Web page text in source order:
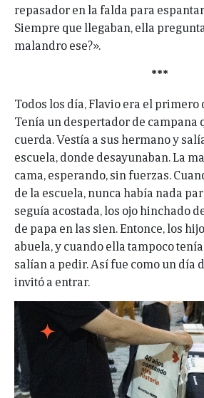
repasador en la falda para espantar
Siempre que llegaban, ella
malandro ese?».
***
Todos los día, Flavio era el primero
Tenía un despertador de campana
cuerda. Vestía a sus hermano y
escuela, donde desayunaban. La
cama, esperando, sin fuerzas.
de la escuela, nunca había nada
seguía acostada, los ojo hinchado
de papa en las sien. Entonce, los
abuela, y cuando ella tampoco
salían a pedir. Así fue como un día
invitó a entrar.